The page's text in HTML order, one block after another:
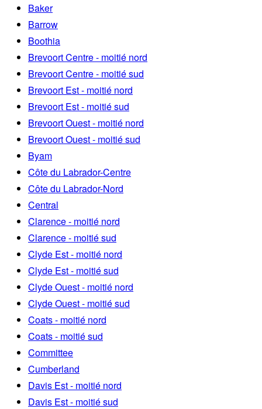
Baker
Barrow
Boothia
Brevoort Centre - moitié nord
Brevoort Centre - moitié sud
Brevoort Est - moitié nord
Brevoort Est - moitié sud
Brevoort Ouest - moitié nord
Brevoort Ouest - moitié sud
Byam
Côte du Labrador-Centre
Côte du Labrador-Nord
Central
Clarence - moitié nord
Clarence - moitié sud
Clyde Est - moitié nord
Clyde Est - moitié sud
Clyde Ouest - moitié nord
Clyde Ouest - moitié sud
Coats - moitié nord
Coats - moitié sud
Committee
Cumberland
Davis Est - moitié nord
Davis Est - moitié sud